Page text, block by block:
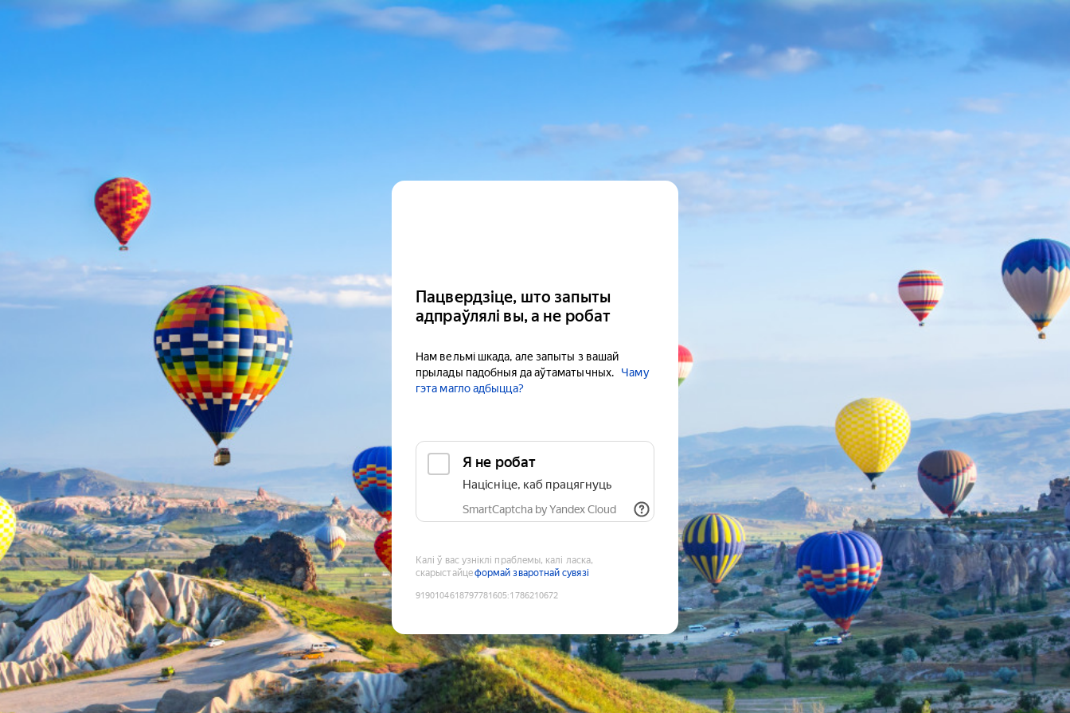
Пацвердзіце, што запыты
адпраўлялі вы, а не робат
Нам вельмі шкада, але запыты з вашай
прылады падобныя да аўтаматычных.
Чаму
гэта магло адбыцца?
Я не робат
Націсніце, каб працягнуць
SmartCaptcha by Yandex Cloud
Калі ў вас узніклі праблемы, калі ласка,
скарыстайцеформай зваротнай сувязі
9190104618797781605:1786210672